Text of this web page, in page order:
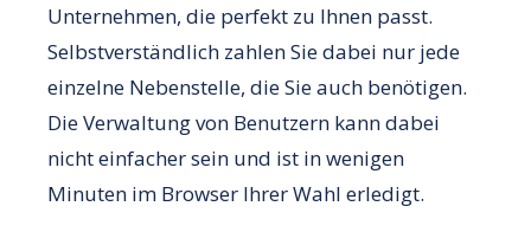
Unternehmen, die perfekt zu Ihnen passt.
Selbstverständlich zahlen Sie dabei nur jede
einzelne Nebenstelle, die Sie auch benötigen.
Die Verwaltung von Benutzern kann dabei
nicht einfacher sein und ist in wenigen
Minuten im Browser Ihrer Wahl erledigt.